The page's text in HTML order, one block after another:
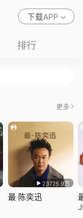
下载APP
排行
更多
23725.9万
最·陈奕迅